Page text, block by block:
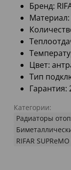
Бренд:
Цвет:
Тип
Гарантия:
Категории:
Радиаторы
RIFAR